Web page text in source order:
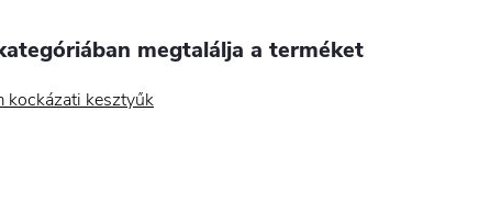
megtalálja a terméket
kockázati kesztyűk